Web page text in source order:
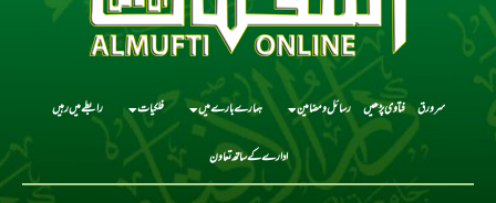
سرورق فتاوی پڑھیں رسائل و مضامین ہمارے بارے میں فلکیات رابطے میں رہیں
ادارے کے ساتھ تعاون